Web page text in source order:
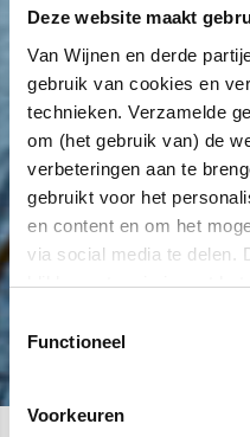
Deze website maakt
Van Wijnen en derde
gebruik van cookies en
technieken. Verzamelde
om (het gebruik van) de
verbeteringen aan te
gebruikt voor het
en content en om het
via social media te delen.
klikken, stem je in met
vragen lees je in
Functioneel
Voorkeuren